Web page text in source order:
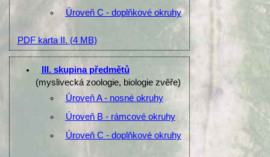
Úroveň C - doplňkové okruhy
PDF karta II. (4 MB)
III. skupina předmětů
(myslivecká zoologie, biologie zvěře)
Úroveň A - nosné okruhy
Úroveň B - rámcové okruhy
Úroveň C - doplňkové okruhy